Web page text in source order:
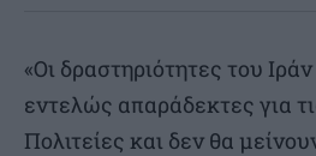
«Οι δραστηριότητες του
εντελώς απαράδεκτες για
Πολιτείες και δεν θα